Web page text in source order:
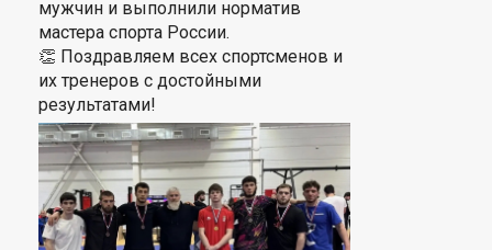
мужчин и выполнили норматив
мастера спорта России.
👏 Поздравляем всех спортсменов и
их тренеров с достойными
результатами!